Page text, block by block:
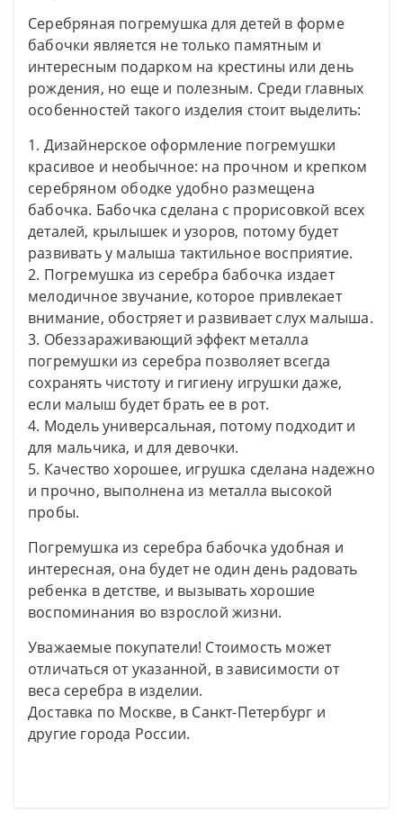
Серебряная погремушка для детей в форме
бабочки является не только памятным и
интересным подарком на крестины или день
рождения, но еще и полезным. Среди главных
особенностей такого изделия стоит выделить:
1. Дизайнерское оформление погремушки
красивое и необычное: на прочном и крепком
серебряном ободке удобно размещена
бабочка. Бабочка сделана с прорисовкой всех
деталей, крылышек и узоров, потому будет
развивать у малыша тактильное восприятие.
2. Погремушка из серебра бабочка издает
мелодичное звучание, которое привлекает
внимание, обостряет и развивает слух малыша.
3. Обеззараживающий эффект металла
погремушки из серебра позволяет всегда
сохранять чистоту и гигиену игрушки даже,
если малыш будет брать ее в рот.
4. Модель универсальная, потому подходит и
для мальчика, и для девочки.
5. Качество хорошее, игрушка сделана надежно
и прочно, выполнена из металла высокой
пробы.
Погремушка из серебра бабочка удобная и
интересная, она будет не один день радовать
ребенка в детстве, и вызывать хорошие
воспоминания во взрослой жизни.
Уважаемые покупатели! Стоимость может
отличаться от указанной, в зависимости от
веса серебра в изделии.
Доставка по Москве, в Санкт-Петербург и
другие города России.